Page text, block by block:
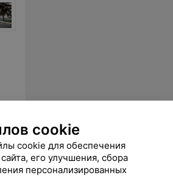
cookie
cookie для обеспечения
его улучшения, сбора
персонализированных